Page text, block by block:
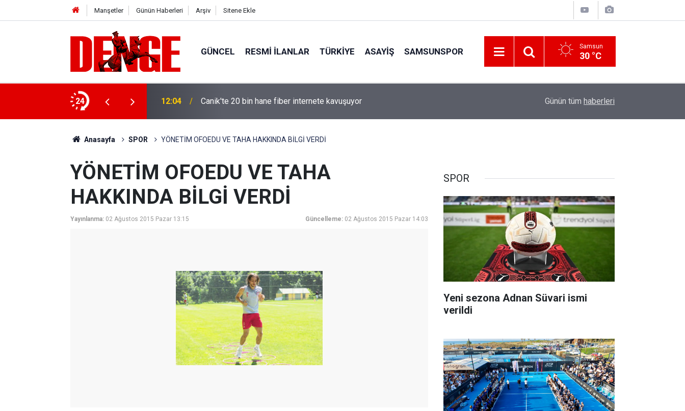
Manşetler Günün Haberleri Arşiv Sitene Ekle
GÜNCEL RESMI İLANLAR TÜRKİYE ASAYİŞ SAMSUNSPOR Samsun
30 °C
24 12:04 Canik'te 20 bin hane fiber internete kavuşuyor Enerjinin geleceğini şekillendirecek genç
Günün tüm haberleri
Anasayfa SPOR YÖNETİM OFOEDU VE TAHA HAKKINDA BİLGİ VERDİ
YÖNETİM OFOEDU VE TAHA
HAKKINDA BİLGİ VERDİ
Yayınlanma: 02 Ağustos 2015 Pazar 13:15 Güncelleme: 02 Ağustos 2015 Pazar 14:03
SPOR
Yeni sezona Adnan Süvari ismi
verildi